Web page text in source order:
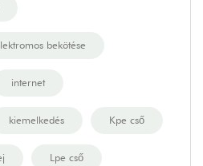
bekötése
internet
kiemelkedés Kpe cső
Lpe cső